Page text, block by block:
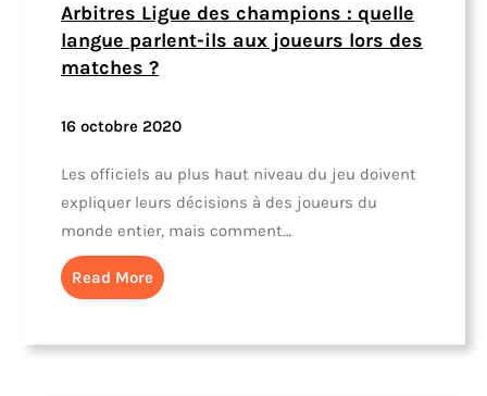
Arbitres Ligue des champions : quelle
langue parlent-ils aux joueurs lors des
matches ?
16 octobre 2020
Les officiels au plus haut niveau du jeu doivent
expliquer leurs décisions à des joueurs du
monde entier, mais comment…
Read More